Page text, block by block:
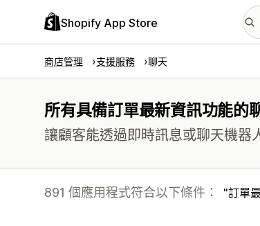
Shopify App Store
商店管理 支援服務 聊天
所有具備訂單最新資訊功能的
讓顧客能透過即時訊息或聊天機器
891 個應用程式符合以下條件： 訂單